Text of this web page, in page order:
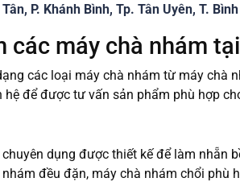
P. Khánh Bình, Tp. Tân Uyên, T.
các máy chà nhám
các loại máy chà nhám từ máy
để được tư vấn sản phẩm phù hợp
dụng được thiết kế để làm nhẵn
đều đặn, máy chà nhám chổi